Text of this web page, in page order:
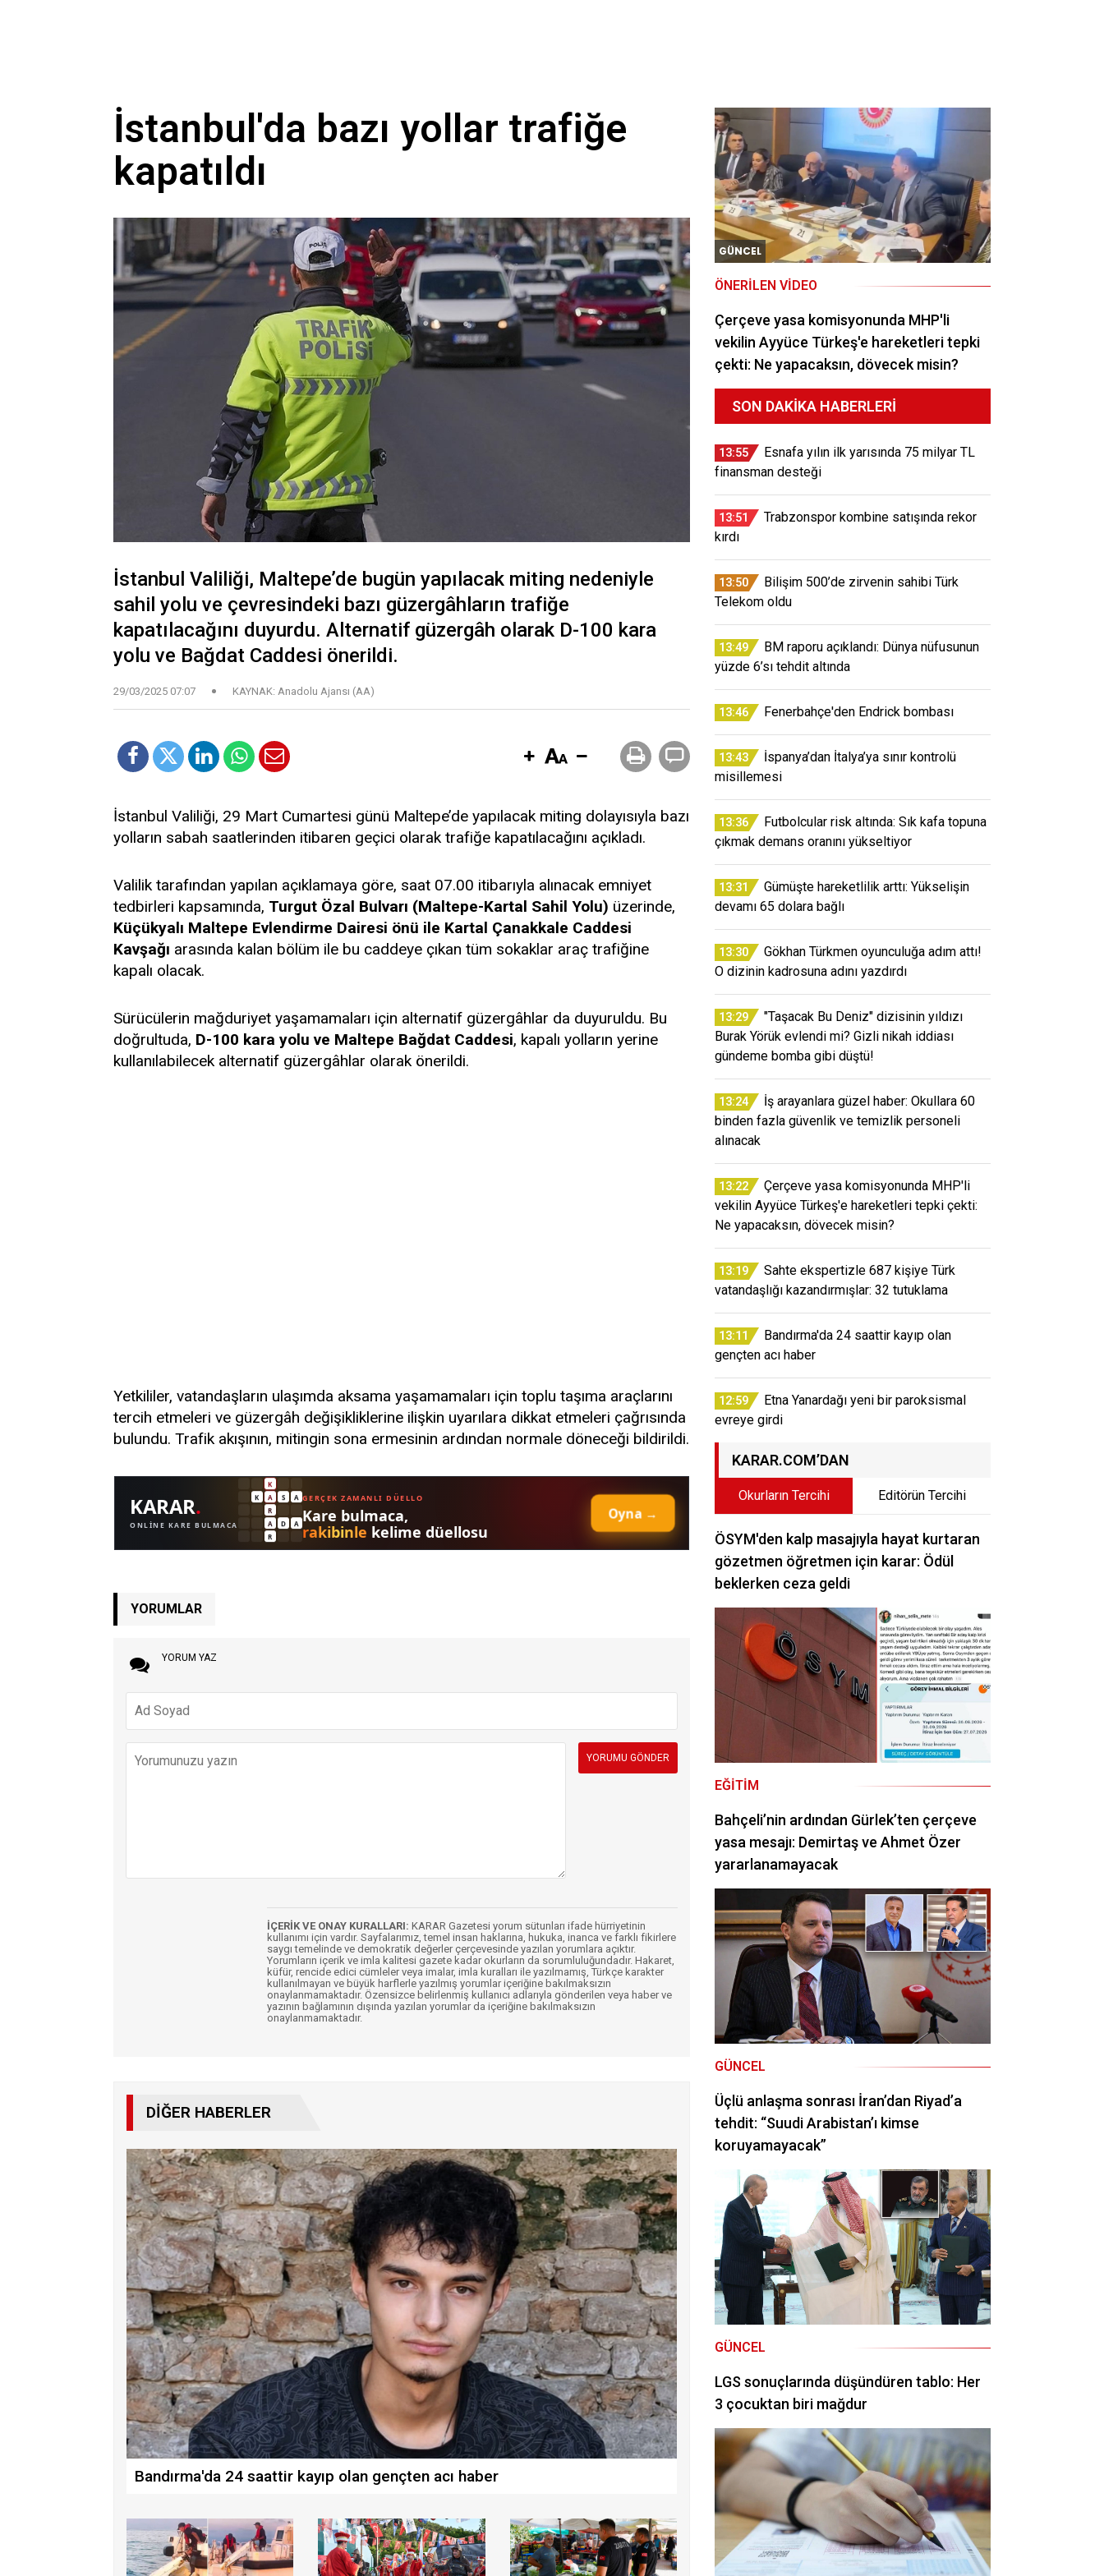
İstanbul'da bazı yollar trafiğe
kapatıldı
İstanbul Valiliği, Maltepe’de bugün yapılacak miting nedeniyle
sahil yolu ve çevresindeki bazı güzergâhların trafiğe
kapatılacağını duyurdu. Alternatif güzergâh olarak D-100 kara
yolu ve Bağdat Caddesi önerildi.
29/03/2025 07:07 KAYNAK: Anadolu Ajansı (AA)
İstanbul Valiliği, 29 Mart Cumartesi günü Maltepe’de yapılacak miting dolayısıyla bazı
yolların sabah saatlerinden itibaren geçici olarak trafiğe kapatılacağını açıkladı.
Valilik tarafından yapılan açıklamaya göre, saat 07.00 itibarıyla alınacak emniyet
tedbirleri kapsamında, Turgut Özal Bulvarı (Maltepe-Kartal Sahil Yolu) üzerinde,
Küçükyalı Maltepe Evlendirme Dairesi önü ile Kartal Çanakkale Caddesi
Kavşağı arasında kalan bölüm ile bu caddeye çıkan tüm sokaklar araç trafiğine
kapalı olacak.
Sürücülerin mağduriyet yaşamamaları için alternatif güzergâhlar da duyuruldu. Bu
doğrultuda, D-100 kara yolu ve Maltepe Bağdat Caddesi, kapalı yolların yerine
kullanılabilecek alternatif güzergâhlar olarak önerildi.
Yetkililer, vatandaşların ulaşımda aksama yaşamamaları için toplu taşıma araçlarını
tercih etmeleri ve güzergâh değişikliklerine ilişkin uyarılara dikkat etmeleri çağrısında
bulundu. Trafik akışının, mitingin sona ermesinin ardından normale döneceği bildirildi.
YORUMLAR
YORUM YAZ
İÇERİK VE ONAY KURALLARI: KARAR Gazetesi yorum sütunları ifade hürriyetinin
kullanımı için vardır. Sayfalarımız, temel insan haklarına, hukuka, inanca ve farklı fikirlere
saygı temelinde ve demokratik değerler çerçevesinde yazılan yorumlara açıktır.
Yorumların içerik ve imla kalitesi gazete kadar okurların da sorumluluğundadır. Hakaret,
küfür, rencide edici cümleler veya imalar, imla kuralları ile yazılmamış, Türkçe karakter
kullanılmayan ve büyük harflerle yazılmış yorumlar içeriğine bakılmaksızın
onaylanmamaktadır. Özensizce belirlenmiş kullanıcı adlarıyla gönderilen veya haber ve
yazının bağlamının dışında yazılan yorumlar da içeriğine bakılmaksızın
onaylanmamaktadır.
DIĞER HABERLER
Bandırma'da 24 saattir kayıp olan gençten acı haber
GÜNCEL
ÖNERILEN VIDEO
Çerçeve yasa komisyonunda MHP'li
vekilin Ayyüce Türkeş'e hareketleri tepki
çekti: Ne yapacaksın, dövecek misin?
SON DAKIKA HABERLERI
13:55
Esnafa yılın ilk yarısında 75 milyar TL
finansman desteği
13:51
Trabzonspor kombine satışında rekor
kırdı
13:50
Bilişim 500’de zirvenin sahibi Türk
Telekom oldu
13:49
BM raporu açıklandı: Dünya nüfusunun
yüzde 6’sı tehdit altında
13:46 Fenerbahçe'den Endrick bombası
13:43
İspanya’dan İtalya’ya sınır kontrolü
misillemesi
13:36
Futbolcular risk altında: Sık kafa topuna
çıkmak demans oranını yükseltiyor
13:31
Gümüşte hareketlilik arttı: Yükselişin
devamı 65 dolara bağlı
13:30
Gökhan Türkmen oyunculuğa adım attı!
O dizinin kadrosuna adını yazdırdı
13:29
"Taşacak Bu Deniz" dizisinin yıldızı
Burak Yörük evlendi mi? Gizli nikah iddiası
gündeme bomba gibi düştü!
13:24
İş arayanlara güzel haber: Okullara 60
binden fazla güvenlik ve temizlik personeli
alınacak
13:22
Çerçeve yasa komisyonunda MHP'li
vekilin Ayyüce Türkeş'e hareketleri tepki çekti:
Ne yapacaksın, dövecek misin?
13:19
Sahte ekspertizle 687 kişiye Türk
vatandaşlığı kazandırmışlar: 32 tutuklama
13:11
Bandırma'da 24 saattir kayıp olan
gençten acı haber
12:59
Etna Yanardağı yeni bir paroksismal
evreye girdi
KARAR.COM’DAN
Okurların Tercihi Editörün Tercihi
ÖSYM'den kalp masajıyla hayat kurtaran
gözetmen öğretmen için karar: Ödül
beklerken ceza geldi
EĞITIM
Bahçeli’nin ardından Gürlek’ten çerçeve
yasa mesajı: Demirtaş ve Ahmet Özer
yararlanamayacak
GÜNCEL
Üçlü anlaşma sonrası İran’dan Riyad’a
tehdit: “Suudi Arabistan’ı kimse
koruyamayacak”
GÜNCEL
LGS sonuçlarında düşündüren tablo: Her
3 çocuktan biri mağdur